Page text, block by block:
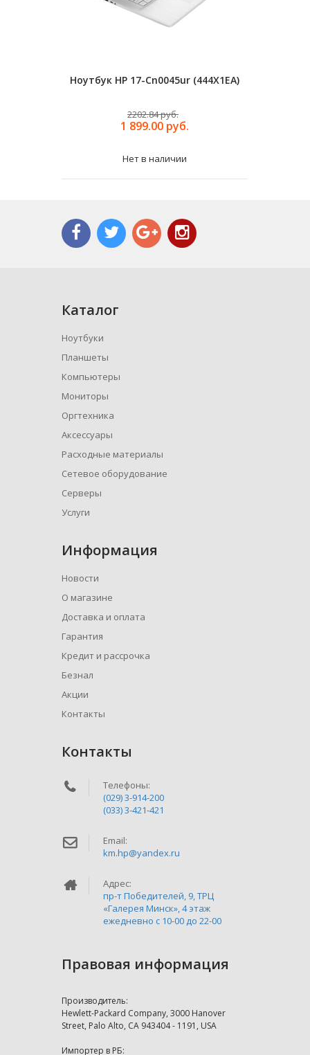
Ноутбук HP 17-Cn0045ur (444X1EA)
2202.84 руб.
1 899.00 руб.
Нет в наличии
Каталог
Ноутбуки
Планшеты
Компьютеры
Мониторы
Оргтехника
Аксессуары
Расходные материалы
Сетевое оборудование
Серверы
Услуги
Информация
Новости
О магазине
Доставка и оплата
Гарантия
Кредит и рассрочка
Безнал
Акции
Контакты
Контакты
Телефоны:
(029) 3-914-200
(033) 3-421-421
Email:
km.hp@yandex.ru
Адрес:
пр-т Победителей, 9, ТРЦ
«Галерея Минск», 4 этаж
ежедневно c 10-00 до 22-00
Правовая информация
Производитель:
Hewlett-Packard Company, 3000 Hanover
Street, Palo Alto, CA 943404 - 1191, USA
Импортер в РБ: